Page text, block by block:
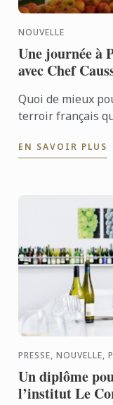
NOUVELLE
Une journée à
avec Chef
Quoi de mieux
terroir français
saison, ...
EN SAVOIR PLUS
PRESSE, NOUVELLE,
Un diplôme
l’institut Le